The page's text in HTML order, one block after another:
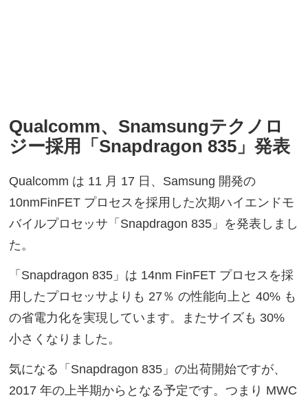
Qualcomm、Snamsungテクノロ
ジー採用「Snapdragon 835」発表
Qualcomm は 11 月 17 日、Samsung 開発の
10nmFinFET プロセスを採用した次期ハイエンドモ
バイルプロセッサ「Snapdragon 835」を発表しまし
た。
「Snapdragon 835」は 14nm FinFET プロセスを採
用したプロセッサよりも 27％ の性能向上と 40% も
の省電力化を実現しています。またサイズも 30%
小さくなりました。
気になる「Snapdragon 835」の出荷開始ですが、
2017 年の上半期からとなる予定です。つまり MWC